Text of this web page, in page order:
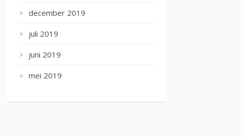
december 2019
juli 2019
juni 2019
mei 2019